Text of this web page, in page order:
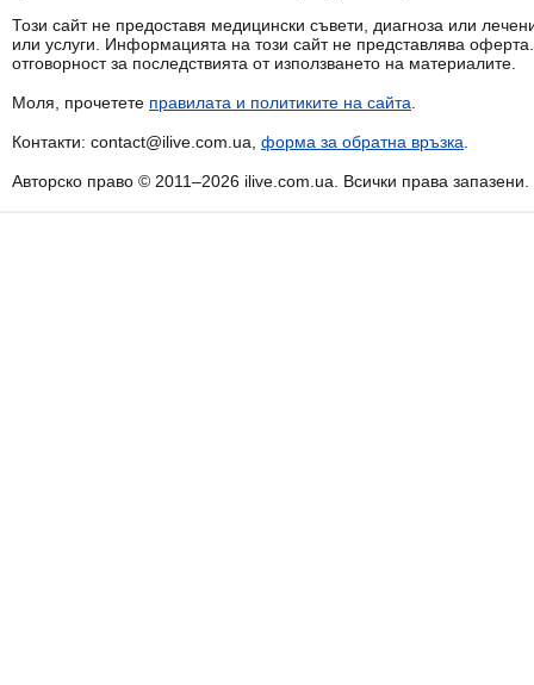
Този сайт не предоставя медицински съвети, диагноза или
или услуги. Информацията на този сайт не представлява
отговорност за последствията от използването на материалите.
Моля, прочетете правилата и политиките на сайта
Контакти: contact@ilive.com.ua, форма за обратна връзка
Авторско право © 2011–2026 ilive.com.ua. Всички права запазени.